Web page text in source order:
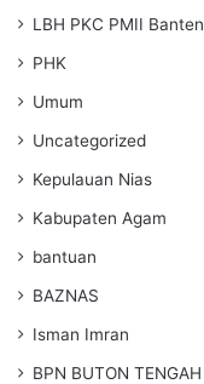
LBH PKC PMII Banten
PHK
Umum
Uncategorized
Kepulauan Nias
Kabupaten Agam
bantuan
BAZNAS
Isman Imran
BPN BUTON TENGAH